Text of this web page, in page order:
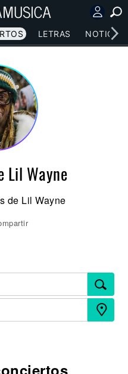
LETRAS NOTICIAS
Lil Wayne
de Lil Wayne